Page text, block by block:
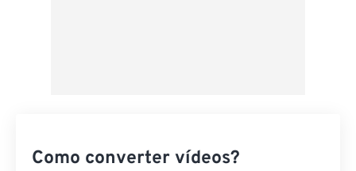
Como converter vídeos?